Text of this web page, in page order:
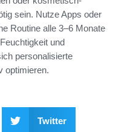
sein. Nutze Apps oder
Routine alle 3–6 Monate
und
personalisierte
optimieren.
Twitter